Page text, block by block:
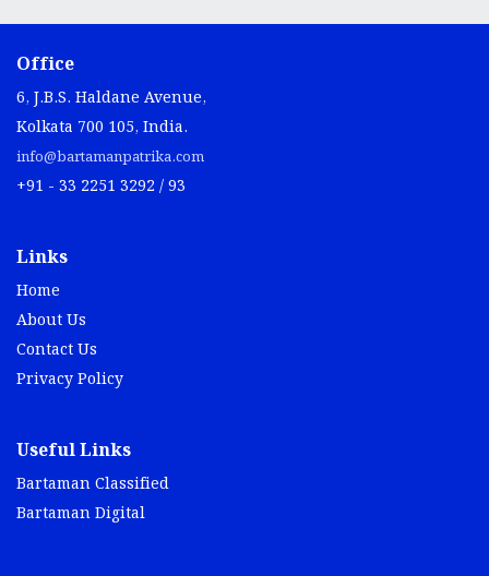
Office
6, J.B.S. Haldane Avenue,
Kolkata 700 105, India.
info@bartamanpatrika.com
+91 - 33 2251 3292 / 93
Links
Home
About Us
Contact Us
Privacy Policy
Useful Links
Bartaman Classified
Bartaman Digital